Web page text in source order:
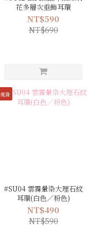
花多層次垂飾耳環
NT$590
NT$690
現貨
#SU04 雲霧暈染大理石紋
耳環(白色／粉色)
NT$490
NT$590